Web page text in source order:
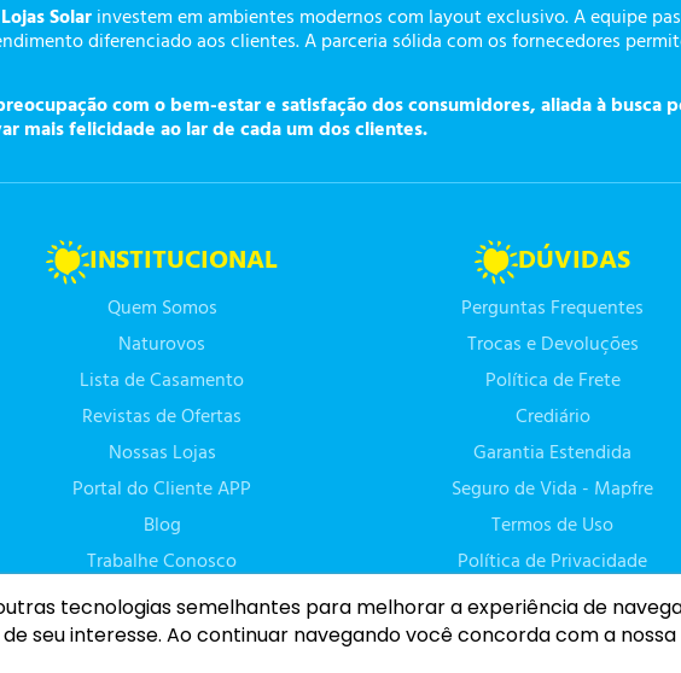
Lojas Solarinvestem em ambientes modernos com layout exclusivo. A equipe
diferenciado aos clientes. A parceria sólida com os fornecedores
com o bem-estar e satisfação dos consumidores, aliada à
mais felicidade ao lar de cada um dos clientes.
INSTITUCIONAL
Quem Somos
Naturovos
Lista de Casamento
Revistas de Ofertas
Nossas Lojas
Portal do Cliente APP
Blog
Trabalhe Conosco
DÚVIDAS
Perguntas Frequentes
Trocas e Devoluções
Política de Frete
Crediário
Garantia Estendida
Seguro de Vida - Mapfre
Termos de Uso
Política de Privacidade
tecnologias semelhantes para melhorar a experiência de
seu interesse. Ao continuar navegando você concorda com a nossa